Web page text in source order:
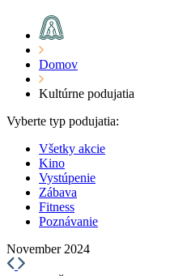
Domov
Kultúrne podujatia
Vyberte typ podujatia:
Všetky akcie
Kino
Vystúpenie
Zábava
Fitness
Poznávanie
November 2024